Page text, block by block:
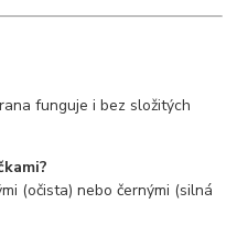
funguje i bez složitých
(očista) nebo černými (silná